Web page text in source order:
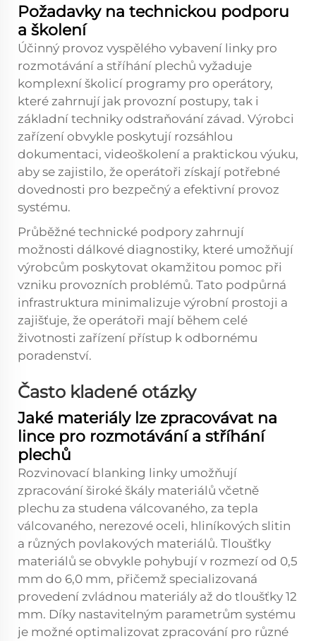
Požadavky na technickou podporu
a školení
Účinný provoz vyspělého vybavení linky pro
rozmotávání a stříhání plechů vyžaduje
komplexní školicí programy pro operátory,
které zahrnují jak provozní postupy, tak i
základní techniky odstraňování závad. Výrobci
zařízení obvykle poskytují rozsáhlou
dokumentaci, videoškolení a praktickou výuku,
aby se zajistilo, že operátoři získají potřebné
dovednosti pro bezpečný a efektivní provoz
systému.
Průběžné technické podpory zahrnují
možnosti dálkové diagnostiky, které umožňují
výrobcům poskytovat okamžitou pomoc při
vzniku provozních problémů. Tato podpůrná
infrastruktura minimalizuje výrobní prostoji a
zajišťuje, že operátoři mají během celé
životnosti zařízení přístup k odbornému
poradenství.
Často kladené otázky
Jaké materiály lze zpracovávat na
lince pro rozmotávání a stříhání
plechů
Rozvinovací blanking linky umožňují
zpracování široké škály materiálů včetně
plechu za studena válcovaného, za tepla
válcovaného, nerezové oceli, hliníkových slitin
a různých povlakových materiálů. Tloušťky
materiálů se obvykle pohybují v rozmezí od 0,5
mm do 6,0 mm, přičemž specializovaná
provedení zvládnou materiály až do tloušťky 12
mm. Díky nastavitelným parametrům systému
je možné optimalizovat zpracování pro různé